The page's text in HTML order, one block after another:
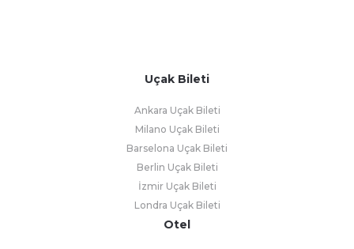
Uçak Bileti
Ankara Uçak Bileti
Milano Uçak Bileti
Barselona Uçak Bileti
Berlin Uçak Bileti
İzmir Uçak Bileti
Londra Uçak Bileti
Otel